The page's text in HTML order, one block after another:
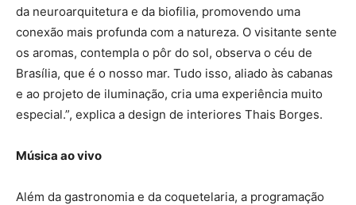
da neuroarquitetura e da biofilia, promovendo uma
conexão mais profunda com a natureza. O visitante sente
os aromas, contempla o pôr do sol, observa o céu de
Brasília, que é o nosso mar. Tudo isso, aliado às cabanas
e ao projeto de iluminação, cria uma experiência muito
especial.”, explica a design de interiores Thais Borges.
Música ao vivo
Além da gastronomia e da coquetelaria, a programação